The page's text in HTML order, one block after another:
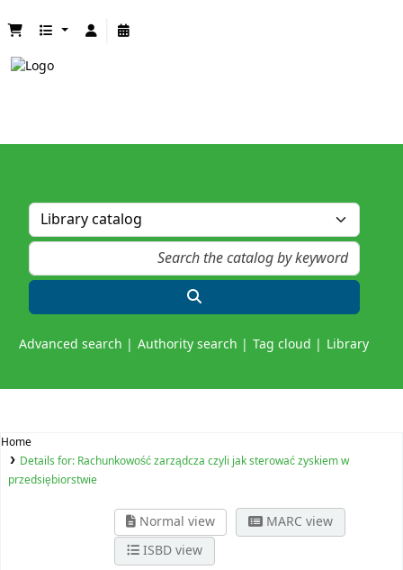
Advanced search Authority search Tag cloud Library
Home
Details for: Rachunkowość zarządcza czyli jak sterować zyskiem w
przedsiębiorstwie
Normal view
MARC view
ISBD view